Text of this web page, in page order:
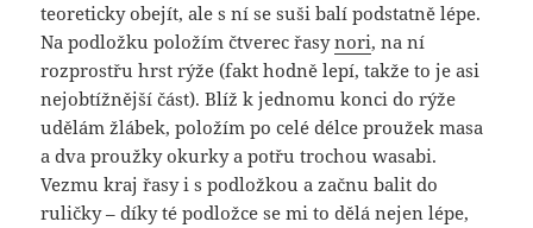
teoreticky obejít, ale s ní se suši balí podstatně lépe.
Na podložku položím čtverec řasynori, na ní
rozprostřu hrst rýže (fakt hodně lepí, takže to je asi
nejobtížnější část). Blíž k jednomu konci do rýže
udělám žlábek, položím po celé délce proužek masa
a dva proužky okurky a potřu trochou wasabi.
Vezmu kraj řasy i s podložkou a začnu balit do
ruličky – díky té podložce se mi to dělá nejen lépe,